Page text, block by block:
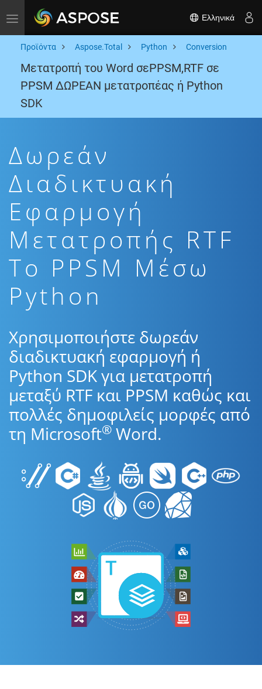
Toggle navigation Ελληνικά
Προϊόντα Aspose.Total Python Conversion
Μετατροπή του Word σεPPSM,RTF σε
PPSM ΔΩΡΕΑΝ μετατροπέας ή Python
SDK
Δωρεάν
Διαδικτυακή
Εφαρμογή
Μετατροπής RTF
To PPSM Μέσω
Python
Χρησιμοποιήστε δωρεάν
διαδικτυακή εφαρμογή ή
Python SDK για μετατροπή
μεταξύ RTF και PPSM καθώς και
πολλές δημοφιλείς μορφές από
τη Microsoft® Word.